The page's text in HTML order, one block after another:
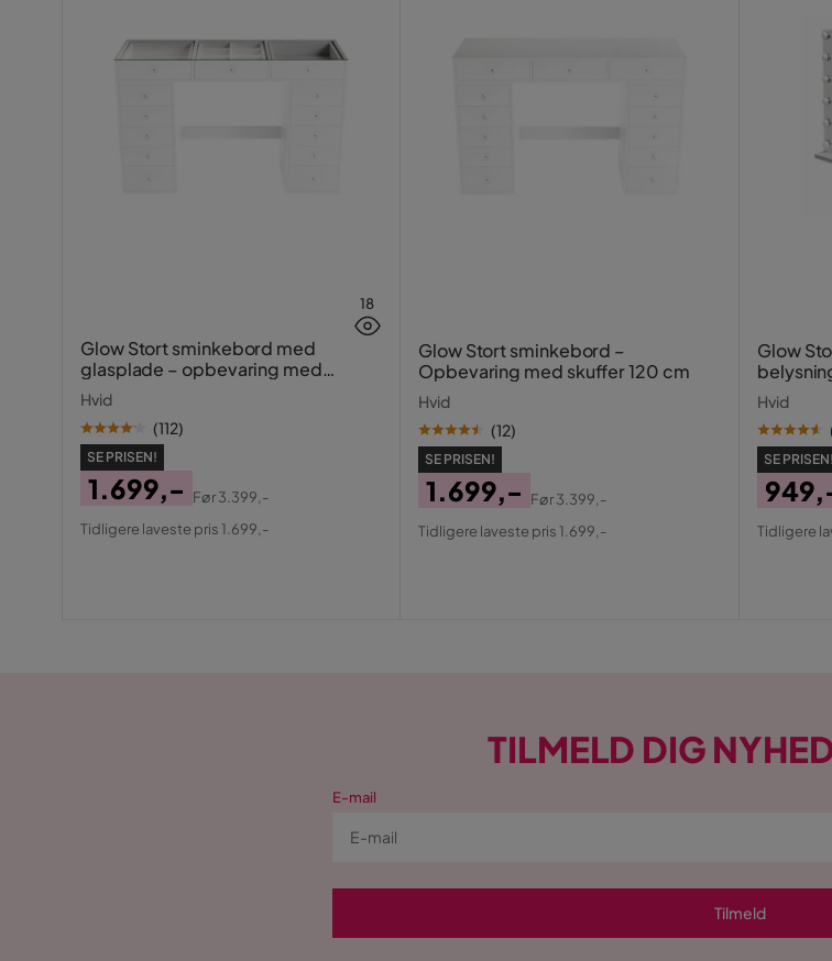
18
Glow Stort sminkebord med
glasplade – opbevaring med
skuffer og rum 120 cm
Hvid
(112)
SE PRISEN!
Pris
1.699,-
Original
Før3.399,-
Tidligere laveste pris 1.699,-
Glow Stort sminkebord –
Opbevaring med skuffer 120 cm
Hvid
(12)
SE PRISEN!
Pris
1.699,-
Original
Før3.399,-
Tidligere laveste pris 1.699,-
Glow
spejl
Hvid
SE PRISEN!
Pris
Tidligere
TILMELD DIG
E-mail
Tilmeld